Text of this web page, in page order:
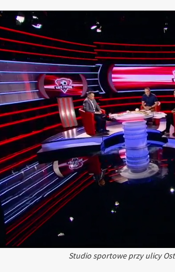
Studio sportowe przy ulicy